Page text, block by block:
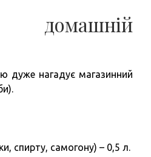
домашній
дуже нагадує магазинний
спирту, самогону) – 0,5 л.